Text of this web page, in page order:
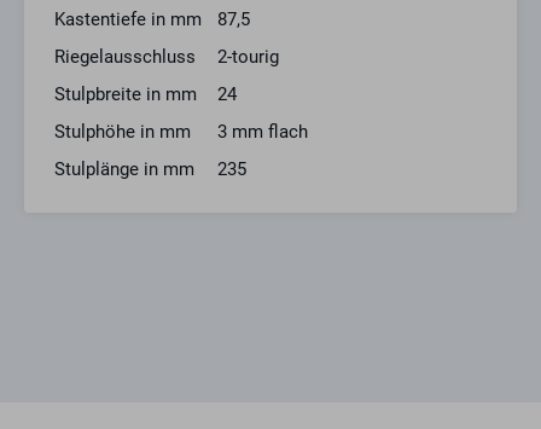
Kastentiefe in mm
87,5
Riegelausschluss
2-tourig
Stulpbreite in mm
24
Stulphöhe in mm
3 mm flach
Stulplänge in mm
235